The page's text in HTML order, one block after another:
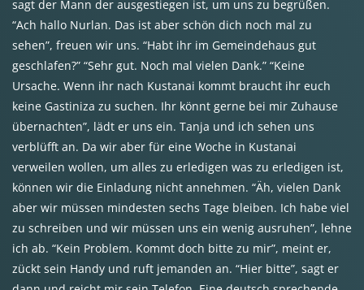
sagt der Mann der ausgestiegen ist, um uns zu begrüßen.
“Ach hallo Nurlan. Das ist aber schön dich noch mal zu
sehen”, freuen wir uns. “Habt ihr im Gemeindehaus gut
geschlafen?” “Sehr gut. Noch mal vielen Dank.” “Keine
Ursache. Wenn ihr nach Kustanai kommt braucht ihr euch
keine Gastiniza zu suchen. Ihr könnt gerne bei mir Zuhause
übernachten”, lädt er uns ein. Tanja und ich sehen uns
verblüfft an. Da wir aber für eine Woche in Kustanai
verweilen wollen, um alles zu erledigen was zu erledigen ist,
können wir die Einladung nicht annehmen. “Äh, vielen Dank
aber wir müssen mindesten sechs Tage bleiben. Ich habe viel
zu schreiben und wir müssen uns ein wenig ausruhen”, lehne
ich ab. “Kein Problem. Kommt doch bitte zu mir”, meint er,
zückt sein Handy und ruft jemanden an. “Hier bitte”, sagt er